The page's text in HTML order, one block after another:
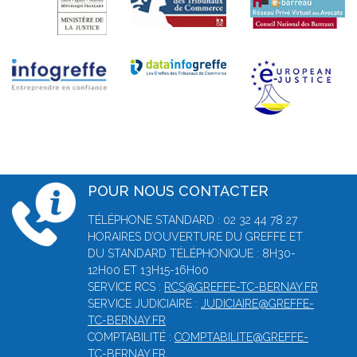
POUR NOUS CONTACTER
TÉLÉPHONE STANDARD : 02 32 44 78 27
HORAIRES D’OUVERTURE DU GREFFE ET
DU STANDARD TÉLÉPHONIQUE : 8H30-
12H00 ET 13H15-16H00
SERVICE RCS : RCS@GREFFE-TC-BERNAY.FR
SERVICE JUDICIAIRE : JUDICIAIRE@GREFFE-
TC-BERNAY.FR
COMPTABILITÉ : COMPTABILITE@GREFFE-
TC-BERNAY.FR